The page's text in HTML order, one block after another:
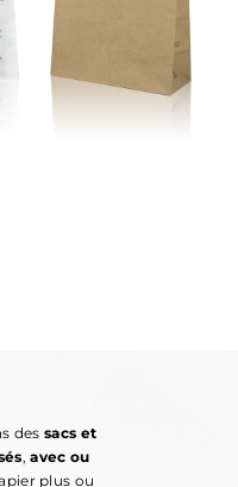
dessacs et
,avec ou
plus ou